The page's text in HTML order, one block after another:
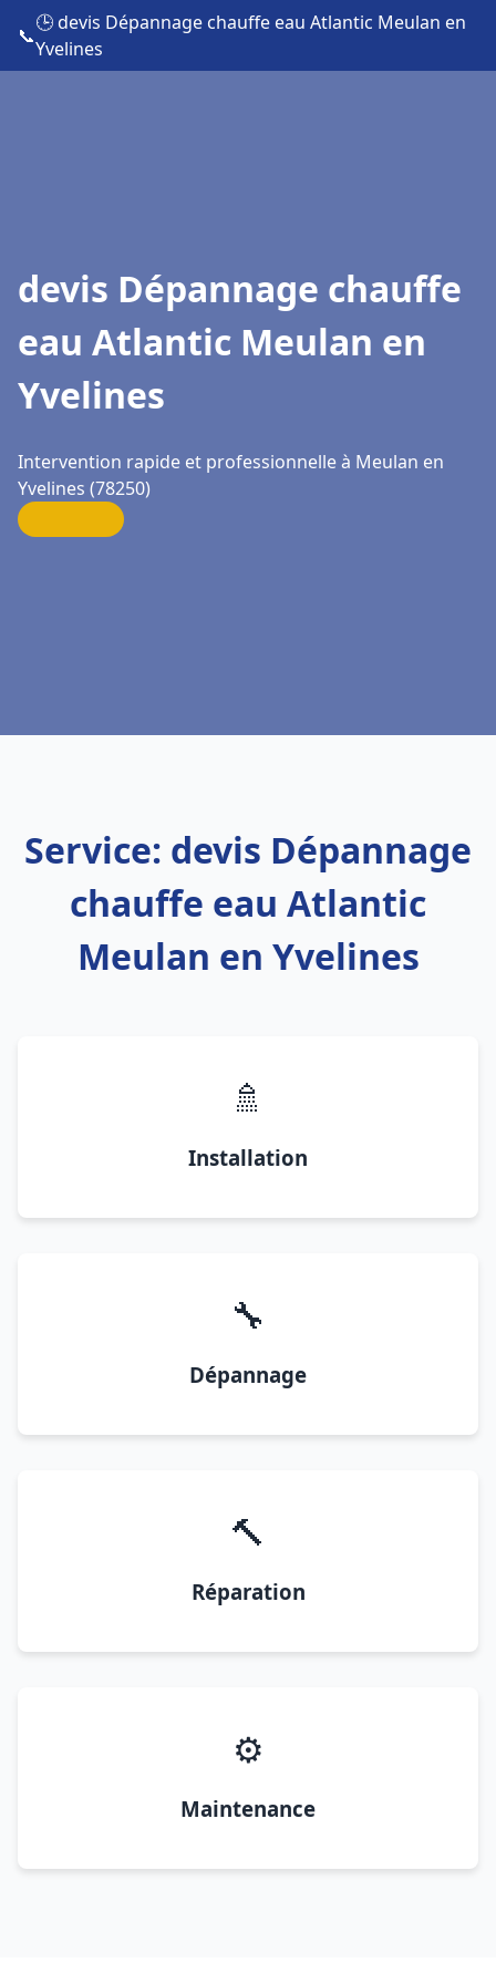
📞
🕒 devis Dépannage chauffe eau Atlantic Meulan en
Yvelines
devis Dépannage chauffe
eau Atlantic Meulan en
Yvelines
Intervention rapide et professionnelle à Meulan en
Yvelines (78250)
Service: devis Dépannage
chauffe eau Atlantic
Meulan en Yvelines
🚿
Installation
🔧
Dépannage
🔨
Réparation
⚙️
Maintenance